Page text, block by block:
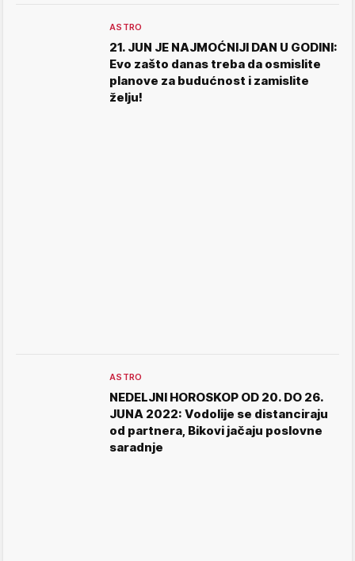
ASTRO
21. JUN JE NAJMOĆNIJI DAN U GODINI:
Evo zašto danas treba da osmislite
planove za budućnost i zamislite
želju!
ASTRO
NEDELJNI HOROSKOP OD 20. DO 26.
JUNA 2022: Vodolije se distanciraju
od partnera, Bikovi jačaju poslovne
saradnje